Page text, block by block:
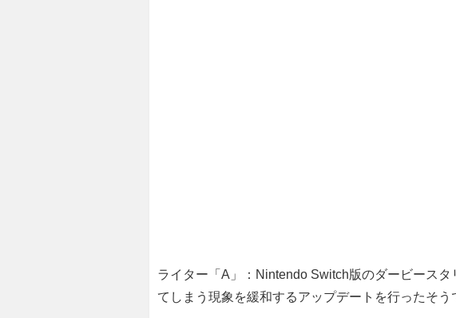
ライター「A」：Nintendo Switch版のダービース
てしまう現象を緩和するアップデートを行ったそう